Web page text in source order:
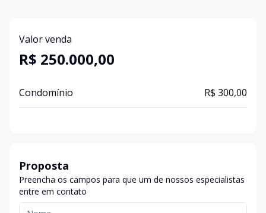
Valor venda
R$ 250.000,00
Condomínio R$ 300,00
Proposta
Preencha os campos para que um de nossos especialistas
entre em contato